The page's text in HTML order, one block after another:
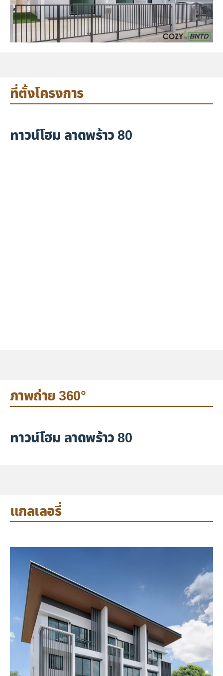
ที่ตั้งโครงการ
ทาวน์โฮม ลาดพร้าว 80
ภาพถ่าย 360°
ทาวน์โฮม ลาดพร้าว 80
แกลเลอรี่